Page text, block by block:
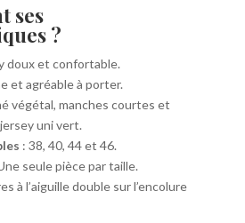
ses
?
doux et confortable.
et agréable à porter.
végétal, manches courtes et
uni vert.
: 38, 40, 44 et 46.
seule pièce par taille.
à l’aiguille double sur l’encolure